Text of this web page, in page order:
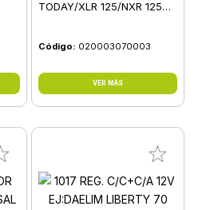
TODAY/XLR 125/NXR 125
Código: 020003070003
VER MÁS